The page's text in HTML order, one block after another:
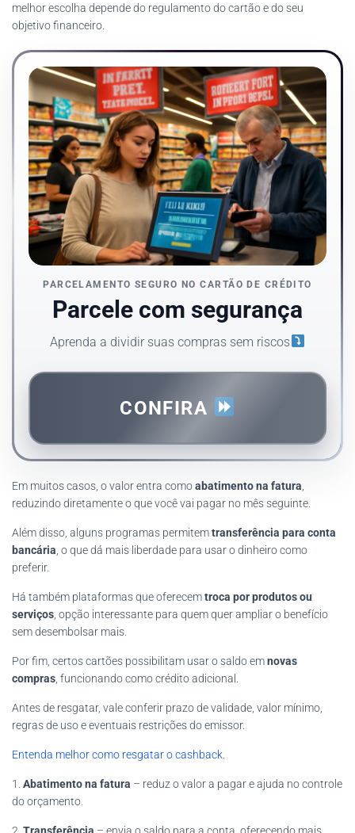
melhor escolha depende do regulamento do cartão e do seu
objetivo financeiro.
PARCELAMENTO SEGURO NO CARTÃO DE CRÉDITO
Parcele com segurança
Aprenda a dividir suas compras sem riscos
CONFIRA
Em muitos casos, o valor entra comoabatimento na fatura
reduzindo diretamente o que você vai pagar no mês seguinte.
Além disso, alguns programas permitemtransferência para conta
bancária , o que dá mais liberdade para usar o dinheiro como
preferir.
Há também plataformas que oferecemtroca por produtos ou
serviços , opção interessante para quem quer ampliar o benefício
sem desembolsar mais.
Por fim, certos cartões possibilitam usar o saldo emnovas
compras , funcionando como crédito adicional.
Antes de resgatar, vale conferir prazo de validade, valor mínimo,
regras de uso e eventuais restrições do emissor.
Entenda melhor como resgatar o cashback
1. Abatimento na fatura – reduz o valor a pagar e ajuda no controle
do orçamento.
2. Transferência – envia o saldo para a conta, oferecendo mais